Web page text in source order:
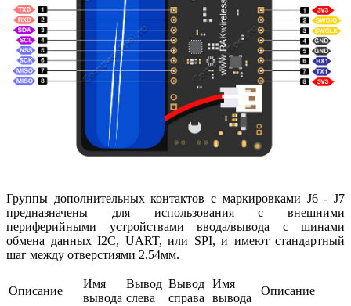
Группы дополнительных контактов с маркировками J6 - J7
предназначены для использования с внешними
периферийными устройствами ввода/вывода c шинами
обмена данных I2C, UART, или SPI, и имеют стандартный
шаг между отверстиями 2.54мм.
Описание
Имя
вывода
Вывод
слева
Вывод
справа
Имя
вывода
Описание